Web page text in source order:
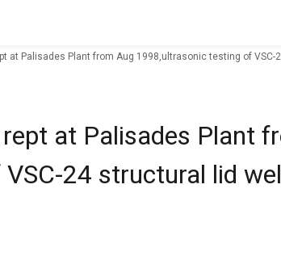
at Palisades Plant from Aug 1998,ultrasonic testing of VSC-
at Palisades Plant
24 structural lid